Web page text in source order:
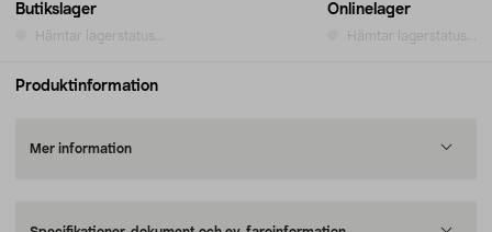
Butikslager
Hämtar lagerstatus...
Onlinelager
Hämtar lagerstatus...
Produktinformation
Mer information